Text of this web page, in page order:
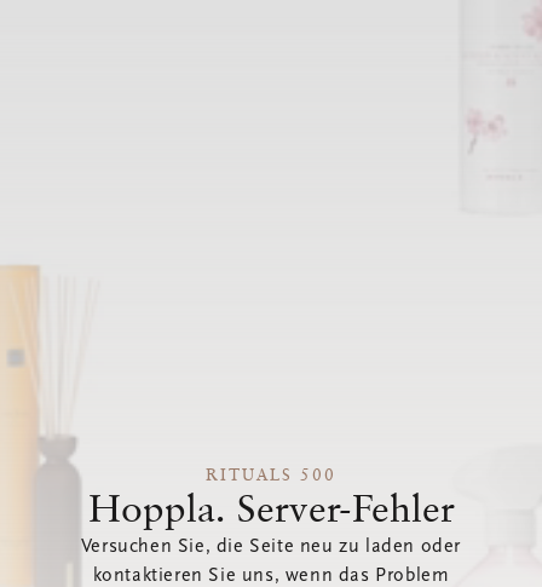
RITUALS 500
Hoppla. Server-Fehler
Versuchen Sie, die Seite neu zu laden oder
kontaktieren Sie uns, wenn das Problem